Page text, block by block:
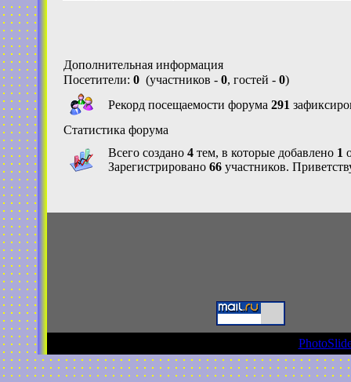
Дополнительная информация
Посетители: 0 (участников - 0, гостей - 0)
Рекорд посещаемости форума 291
Статистика форума
Всего создано 4 тем, в которые добавлено 1
Зарегистрировано 66 участников.